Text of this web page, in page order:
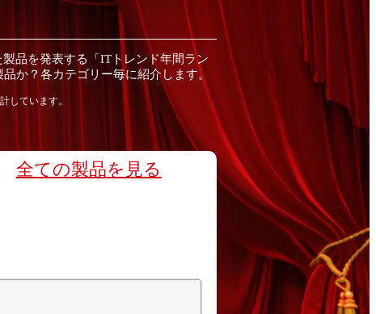
製品を発表する「ITトレンド年間ラン
品か？各カテゴリー毎に紹介します。
しています。
全ての製品を見る